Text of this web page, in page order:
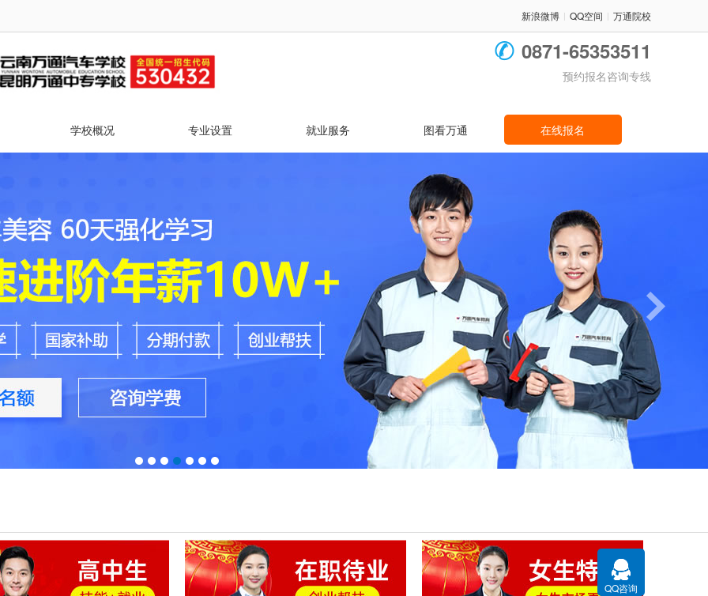
新浪微博 | QQ空间 | 万通院校
0871-65353511
预约报名咨询专线
学校概况 专业设置 就业服务 图看万通 在线报名
QQ咨询